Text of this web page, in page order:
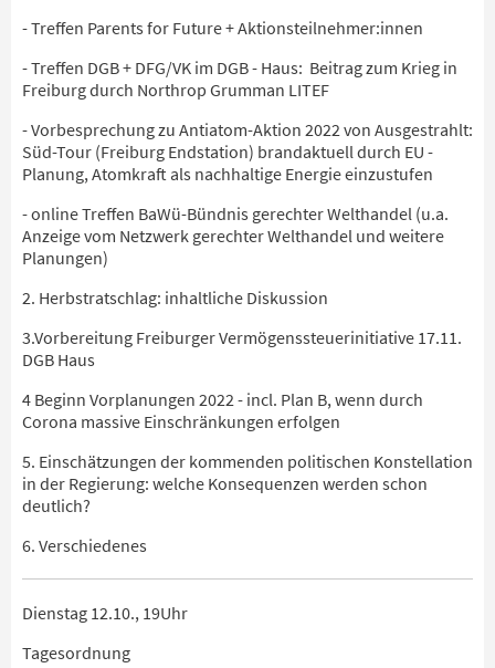
- Treffen Parents for Future + Aktionsteilnehmer:innen
- Treffen DGB + DFG/VK im DGB - Haus: Beitrag zum Krieg in
Freiburg durch Northrop Grumman LITEF
- Vorbesprechung zu Antiatom-Aktion 2022 von Ausgestrahlt:
Süd-Tour (Freiburg Endstation) brandaktuell durch EU -
Planung, Atomkraft als nachhaltige Energie einzustufen
- online Treffen BaWü-Bündnis gerechter Welthandel (u.a.
Anzeige vom Netzwerk gerechter Welthandel und weitere
Planungen)
2. Herbstratschlag: inhaltliche Diskussion
3.Vorbereitung Freiburger Vermögenssteuerinitiative 17.11.
DGB Haus
4 Beginn Vorplanungen 2022 - incl. Plan B, wenn durch
Corona massive Einschränkungen erfolgen
5. Einschätzungen der kommenden politischen Konstellation
in der Regierung: welche Konsequenzen werden schon
deutlich?
6. Verschiedenes
Dienstag 12.10., 19Uhr
Tagesordnung